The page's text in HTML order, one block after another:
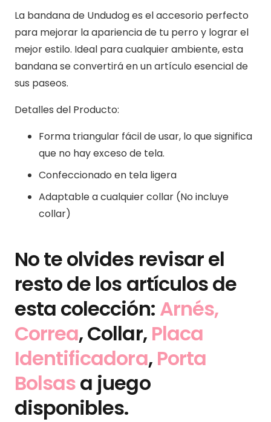
La bandana de Undudog es el accesorio perfecto
para mejorar la apariencia de tu perro y lograr el
mejor estilo. Ideal para cualquier ambiente, esta
bandana se convertirá en un artículo esencial de
sus paseos.
Detalles del Producto:
Forma triangular fácil de usar, lo que significa
que no hay exceso de tela.
Confeccionado en tela ligera
Adaptable a cualquier collar (No incluye
collar)
No te olvides revisar el
resto de los artículos de
esta colección: Arnés,
Correa, Collar, Placa
Identificadora, Porta
Bolsasa juego
disponibles.